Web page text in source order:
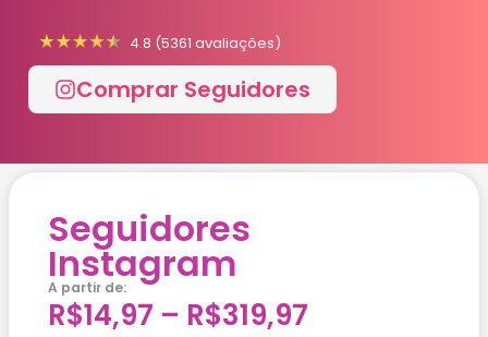
4.8 (5361 avaliações)
Comprar Seguidores
Seguidores
Instagram
A partir de:
R$14,97 – R$319,97